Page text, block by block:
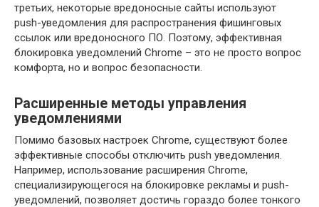
третьих, некоторые вредоносные сайты используют
push-уведомления для распространения фишинговых
ссылок или вредоносного ПО. Поэтому, эффективная
блокировка уведомлений Chrome – это не просто вопрос
комфорта, но и вопрос безопасности.
Расширенные методы управления
уведомлениями
Помимо базовых настроек Chrome, существуют более
эффективные способы отключить push уведомления.
Например, использование расширения Chrome,
специализирующегося на блокировке рекламы и push-
уведомлений, позволяет достичь гораздо более тонкого